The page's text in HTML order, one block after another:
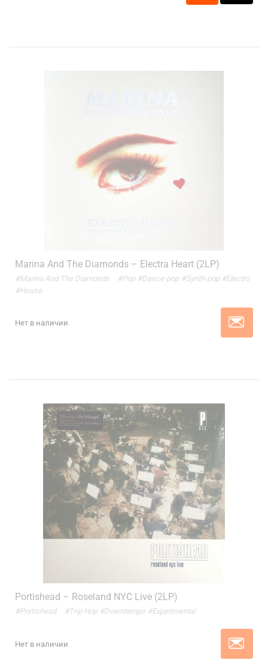
Marina And The Diamonds – Electra Heart (2LP)
#Marina And The Diamonds #Pop #Dance-pop #Synth-pop #Electro
#House
Нет в наличии
Portishead – Roseland NYC Live (2LP)
#Portishead #Trip Hop #Downtempo #Experimental
Нет в наличии